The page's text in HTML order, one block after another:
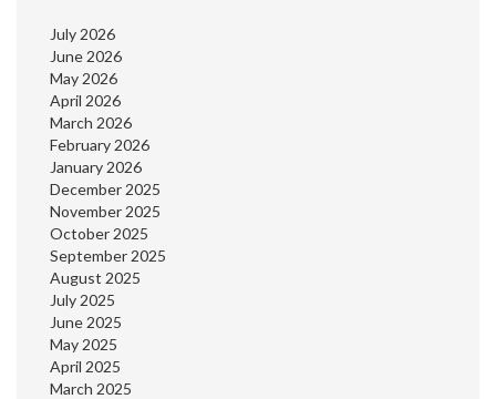
July 2026
June 2026
May 2026
April 2026
March 2026
February 2026
January 2026
December 2025
November 2025
October 2025
September 2025
August 2025
July 2025
June 2025
May 2025
April 2025
March 2025